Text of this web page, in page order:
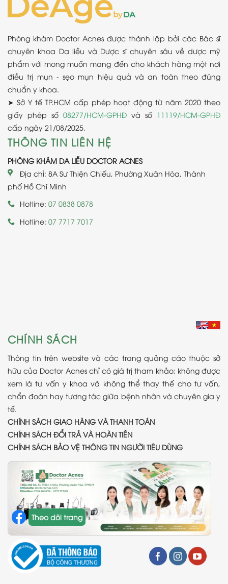
Phòng khám Doctor Acnes được thành lập bởi các Bác sĩ
chuyên khoa Da liễu và Dược sĩ chuyên sâu về dược mỹ
phẩm với mong muốn mang đến cho khách hàng một nơi
điều trị mụn - sẹo mụn hiệu quả và an toàn theo đúng
chuẩn y khoa.
➤ Sở Y tế TP.HCM cấp phép hoạt động từ năm 2020 theo
giấy phép số 08277/HCM-GPHĐ và số 11119/HCM-GPHĐ
cấp ngày 21/08/2025.
THÔNG TIN LIÊN HỆ
PHÒNG KHÁM DA LIỄU DOCTOR ACNES
Địa chỉ: 8A Sư Thiện Chiếu, Phường Xuân Hòa, Thành
phố Hồ Chí Minh
Hotline: 07 0838 0878
Hotline: 07 7717 7017
CHÍNH SÁCH
Thông tin trên website và các trang quảng cáo thuộc sở
hữu của Doctor Acnes chỉ có giá trị tham khảo; không được
xem là tư vấn y khoa và không thể thay thế cho tư vấn,
chẩn đoán hay tương tác giữa bệnh nhân và chuyên gia y
tế.
CHÍNH SÁCH GIAO HÀNG VÀ THANH TOÁN
CHÍNH SÁCH ĐỔI TRẢ VÀ HOÀN TIỀN
CHÍNH SÁCH BẢO VỆ THÔNG TIN NGƯỜI TIÊU DÙNG
Theo dõi trang